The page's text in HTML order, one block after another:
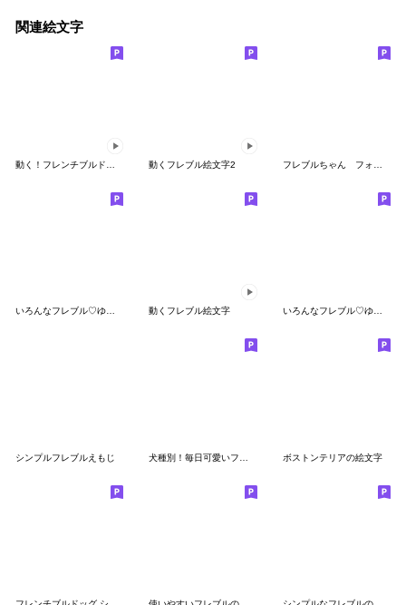
関連絵文字
動くフレブル絵文字2
いろんなフレブル♡ゆるかわ2 動くフレブル絵文字 いろんなフレブル♡ゆるかわ
シンプルフレブルえもじ ボストンテリアの絵文字